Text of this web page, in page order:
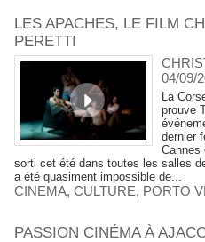
LES APACHES, LE FILM
PERETTI
04/09/
La
prouve
dernier
Cannes
sorti cet été dans toutes les salles
a été quasiment impossible de...
CINEMA, CULTURE, PORTO
PASSION CINÉMA À